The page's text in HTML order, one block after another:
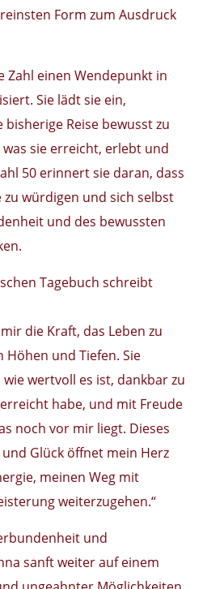
Form zum Ausdruck
Zahl einen Wendepunkt in
Sie lädt sie ein,
Reise bewusst zu
sie erreicht, erlebt und
50 erinnert sie daran, dass
zu würdigen und sich selbst
und des bewussten
Tagebuch schreibt
die Kraft, das Leben zu
Höhen und Tiefen. Sie
wertvoll es ist, dankbar zu
habe, und mit Freude
noch vor mir liegt. Dieses
Glück öffnet mein Herz
meinen Weg mit
weiterzugehen.“
und
sanft weiter auf einem